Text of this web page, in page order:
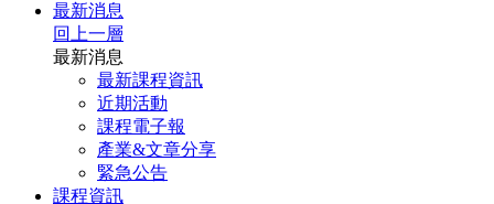
最新消息
回上一層
最新消息
最新課程資訊
近期活動
課程電子報
產業&文章分享
緊急公告
課程資訊